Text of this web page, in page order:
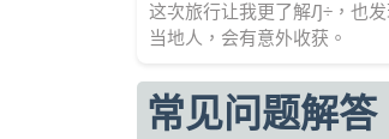
这次旅行让我更了解Ԓ÷，也
当地人，会有意外收获。
常见问题解答